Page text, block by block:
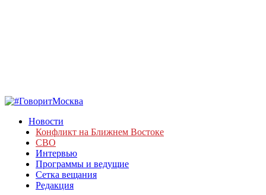
Новости
Конфликт на Ближнем Востоке
СВО
Интервью
Программы и ведущие
Сетка вещания
Редакция